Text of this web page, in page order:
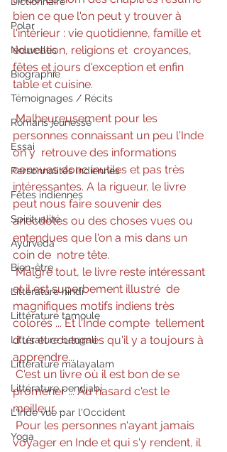
Polar
Nouvelles
Biographie
Témoignages / Récits
Romans jeunesse
Essai
Personnalités indiennes
Fêtes indiennes
Spiritualité
Ayurveda
Bien-être
Littérature hindi
Littérature tamoule
Littérature bengali
Littérature malayalam
Littérature pendjabi
L'Inde vue par l'Occident
Yoga
bien ce que l'on peut y trouver à
l'intérieur : vie quotidienne, famille et
éducation, religions et  croyances,
fêtes et jours d'exception et enfin
table et cuisine.
Malheureusement pour les
personnes connaissant un peu l'Inde
on y  retrouve des informations
connues donc inutiles et pas très
intéressantes. A la rigueur, le livre
peut nous faire souvenir des
anecdotes ou des choses vues ou
entendues que l'on a mis dans un
coin de  notre tête.
Malgré tout, le livre reste intéressant
et il est superbement illustré  de
magnifiques motifs indiens très
colorés ... Et l'Inde compte  tellement
d'us et coutumes qu'il y a toujours à
apprendre...
promener ... Au hasard c'est le
meilleur ...
voyager en Inde et qui s'y rendent, il